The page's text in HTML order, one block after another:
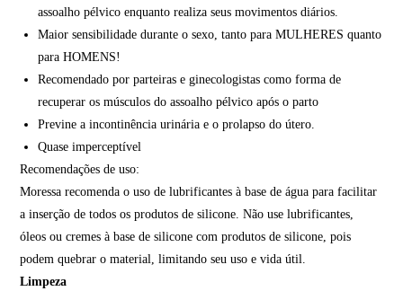
assoalho pélvico enquanto realiza seus movimentos diários.
Maior sensibilidade durante o sexo, tanto para MULHERES quanto
para HOMENS!
Recomendado por parteiras e ginecologistas como forma de
recuperar os músculos do assoalho pélvico após o parto
Previne a incontinência urinária e o prolapso do útero.
Quase imperceptível
Recomendações de uso:
Moressa recomenda o uso de lubrificantes à base de água para facilitar
a inserção de todos os produtos de silicone. Não use lubrificantes,
óleos ou cremes à base de silicone com produtos de silicone, pois
podem quebrar o material, limitando seu uso e vida útil.
Limpeza